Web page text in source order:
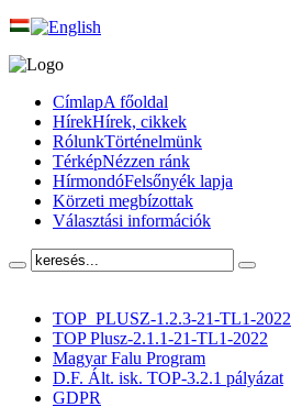
CímlapA főoldal
HírekHírek, cikkek
RólunkTörténelmünk
TérképNézzen ránk
HírmondóFelsőnyék lapja
Körzeti megbízottak
Választási információk
TOP_PLUSZ-1.2.3-21-TL1-2022
TOP Plusz-2.1.1-21-TL1-2022
Magyar Falu Program
D.F. Ált. isk. TOP-3.2.1 pályázat
GDPR